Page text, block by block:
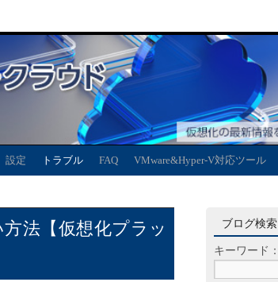
設定 トラブル FAQ VMware&Hyper-V対応ツール
法【仮想化プラッ
ブログ検索
キーワード：